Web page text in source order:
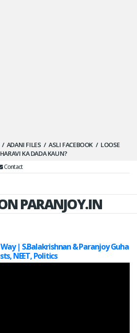
ADANI FILES ASLI FACEBOOK
LOOSE
KA DADA KAUN?
Contact
PARANJOY.IN
| S.Balakrishnan & Paranjoy Guha
NEET, Politics